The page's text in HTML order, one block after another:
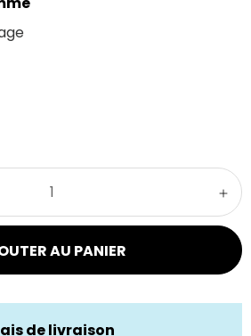
AU PANIER
de livraison